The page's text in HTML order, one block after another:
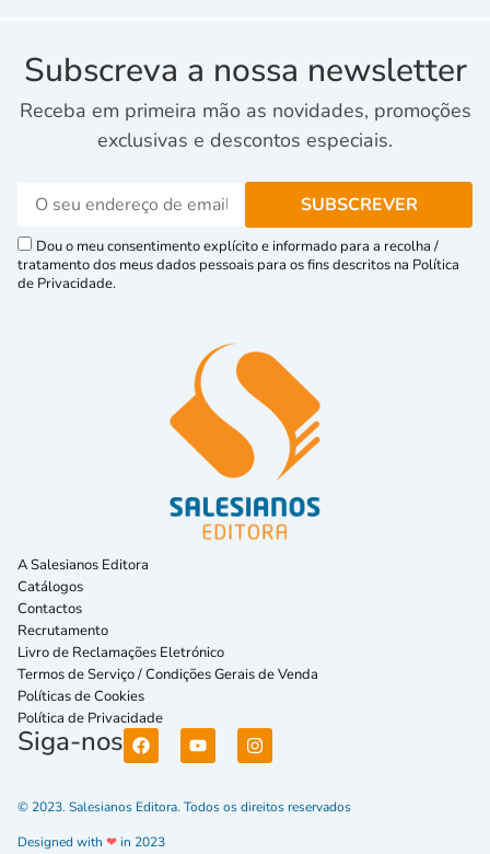
Subscreva a nossa newsletter
Receba em primeira mão as novidades, promoções
exclusivas e descontos especiais.
Dou o meu consentimento explícito e informado para a recolha /
tratamento dos meus dados pessoais para os fins descritos na Política
de Privacidade.
A Salesianos Editora
Catálogos
Contactos
Recrutamento
Livro de Reclamações Eletrónico
Termos de Serviço / Condições Gerais de Venda
Políticas de Cookies
Política de Privacidade
Siga-nos
© 2023. Salesianos Editora. Todos os direitos reservados
Designed with ❤in 2023